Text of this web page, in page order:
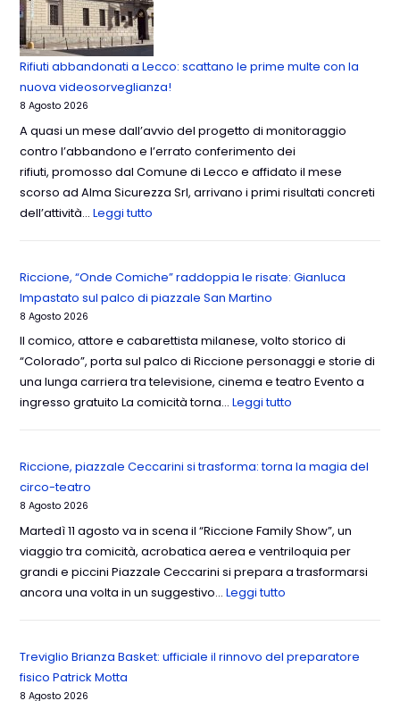
Rifiuti abbandonati a Lecco: scattano le prime multe con la
nuova videosorveglianza!
8 Agosto 2026
A quasi un mese dall’avvio del progetto di monitoraggio
contro l’abbandono e l’errato conferimento dei
rifiuti, promosso dal Comune di Lecco e affidato il mese
scorso ad Alma Sicurezza Srl, arrivano i primi risultati concreti
dell’attività…Leggi tutto
Riccione, “Onde Comiche” raddoppia le risate: Gianluca
Impastato sul palco di piazzale San Martino
8 Agosto 2026
Il comico, attore e cabarettista milanese, volto storico di
“Colorado”, porta sul palco di Riccione personaggi e storie di
una lunga carriera tra televisione, cinema e teatro Evento a
ingresso gratuito La comicità torna…Leggi tutto
Riccione, piazzale Ceccarini si trasforma: torna la magia del
circo-teatro
8 Agosto 2026
Martedì 11 agosto va in scena il “Riccione Family Show”, un
viaggio tra comicità, acrobatica aerea e ventriloquia per
grandi e piccini Piazzale Ceccarini si prepara a trasformarsi
ancora una volta in un suggestivo…Leggi tutto
Treviglio Brianza Basket: ufficiale il rinnovo del preparatore
fisico Patrick Motta
8 Agosto 2026